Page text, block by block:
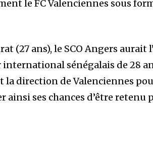
le FC Valenciennes sous
(27 ans), le SCO Angers
international sénégalais de 28
la direction de Valenciennes
ainsi ses chances d’être retenu